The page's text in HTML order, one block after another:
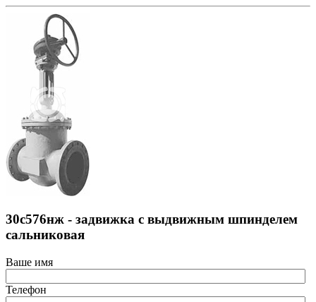
30с576нж - задвижка с выдвижным шпинделем
сальниковая
Ваше имя
Телефон